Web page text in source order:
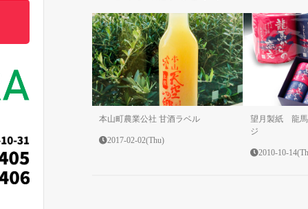
本山町農業公社 甘酒ラベル
2017-02-02(Thu)
望月製紙 龍馬
ジ
2010-10-